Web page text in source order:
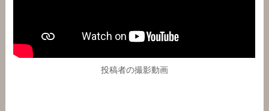
投稿者の撮影動画